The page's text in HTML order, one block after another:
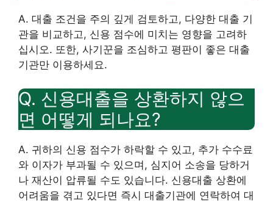
A. 대출 조건을 주의 깊게 검토하고, 다양한 대출 기
관을 비교하고, 신용 점수에 미치는 영향을 고려하
십시오. 또한, 사기꾼을 조심하고 평판이 좋은 대출
기관만 이용하세요.
Q. 신용대출을 상환하지 않으
면 어떻게 되나요?
A. 귀하의 신용 점수가 하락할 수 있고, 추가 수수료
와 이자가 부과될 수 있으며, 심지어 소송을 당하거
나 재산이 압류될 수도 있습니다. 신용대출 상환에
어려움을 겪고 있다면 즉시 대출기관에 연락하여 대